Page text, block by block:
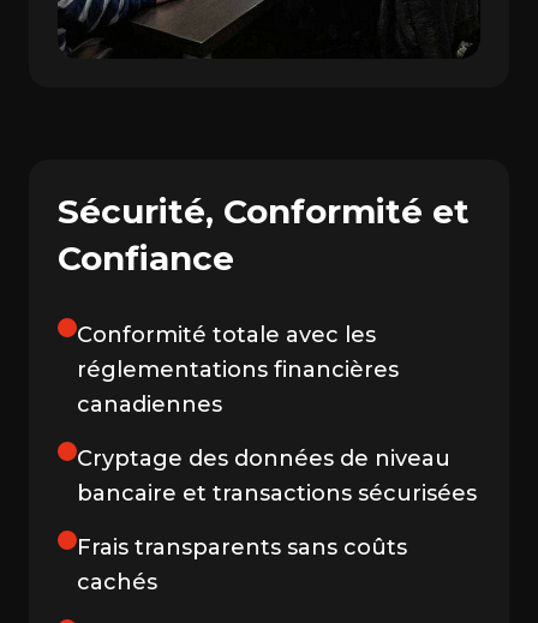
Sécurité, Conformité et
Confiance
Conformité totale avec les
réglementations financières
canadiennes
Cryptage des données de niveau
bancaire et transactions sécurisées
Frais transparents sans coûts
cachés